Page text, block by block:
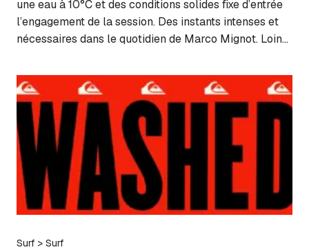
une eau à 10°C et des conditions solides fixe d’entrée
l’engagement de la session. Des instants intenses et
nécessaires dans le quotidien de Marco Mignot. Loin
« Rookie of the Year » acquis en 2025…
Surf > Surf